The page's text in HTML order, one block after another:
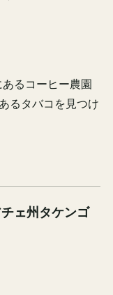
るコーヒー農園
るタバコを見つけ
ェ州タケンゴ